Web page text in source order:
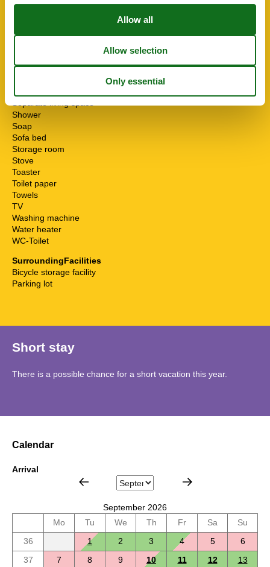
Oven
Safe
Shower
Soap
Sofa bed
Storage room
Stove
Toaster
Toilet paper
Towels
TV
Washing machine
Water heater
WC-Toilet
SurroundingFacilities
Bicycle storage facility
Parking lot
Short stay
There is a possible chance for a short vacation this year.
Calendar
Arrival
September 2026
Mo
Tu We Th Fr Sa
Su
36
1 2 3 4 5
6
37
7 8 9 10 11 12
13